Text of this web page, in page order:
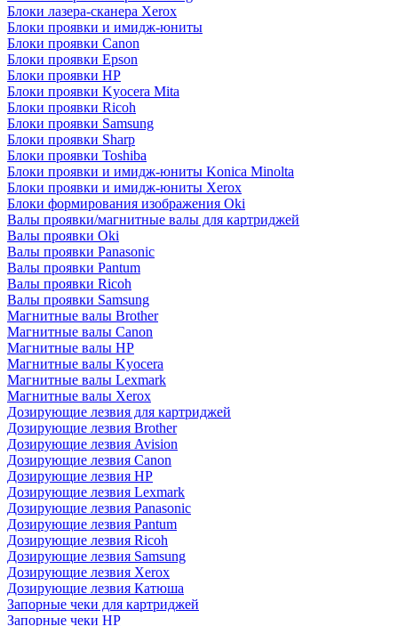
Блоки лазера-сканера Xerox
Блоки проявки и имидж-юниты
Блоки проявки Canon
Блоки проявки Epson
Блоки проявки HP
Блоки проявки Kyocera Mita
Блоки проявки Ricoh
Блоки проявки Samsung
Блоки проявки Sharp
Блоки проявки Toshiba
Блоки проявки и имидж-юниты Konica Minolta
Блоки проявки и имидж-юниты Xerox
Блоки формирования изображения Oki
Валы проявки/магнитные валы для картриджей
Валы проявки Oki
Валы проявки Panasonic
Валы проявки Pantum
Валы проявки Ricoh
Валы проявки Samsung
Магнитные валы Brother
Магнитные валы Canon
Магнитные валы HP
Магнитные валы Kyocera
Магнитные валы Lexmark
Магнитные валы Xerox
Дозирующие лезвия для картриджей
Дозирующие лезвия Brother
Дозирующие лезвия Avision
Дозирующие лезвия Canon
Дозирующие лезвия HP
Дозирующие лезвия Lexmark
Дозирующие лезвия Panasonic
Дозирующие лезвия Pantum
Дозирующие лезвия Ricoh
Дозирующие лезвия Samsung
Дозирующие лезвия Xerox
Дозирующие лезвия Катюша
Запорные чеки для картриджей
Запорные чеки HP